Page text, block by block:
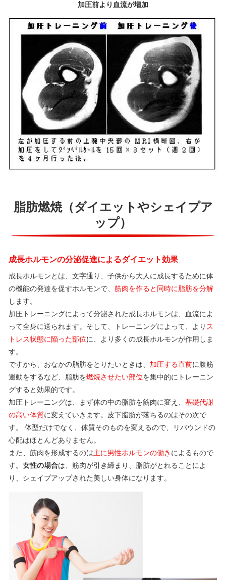
加圧前より血流が増加
脂肪燃焼（ダイエットやシェイプア
ップ）
成長ホルモンの分泌促進によるダイエット効果
成長ホルモンとは、文字通り、子供から大人に成長するために体
の機能の発達を促すホルモンで、 筋肉を作ると同時に脂肪を分解
します。
加圧トレーニングによって分泌された成長ホルモンは、血流によ
って全身に送られます。そして、トレーニングによって、より ス
トレス状態に陥った部位に、より多くの成長ホルモンが作用しま
す。
ですから、おなかの脂肪をとりたいときは、 加圧する直前に腹筋
運動をするなど、脂肪を燃焼させたい部位を集中的にトレーニン
グすると効果的です。
加圧トレーニングは、まず体の中の脂肪を筋肉に変え、 基礎代謝
の高い体質に変えていきます。皮下脂肪が落ちるのはその次で
す。 体型だけでなく、体質そのものを変えるので、リバウンドの
心配はほとんどありません。
また、筋肉を形成するのは主に男性ホルモンの働き によるもので
す。 女性の場合は、筋肉が引き締まり、脂肪がとれることによ
り、シェイプアップされた美しい身体になります。